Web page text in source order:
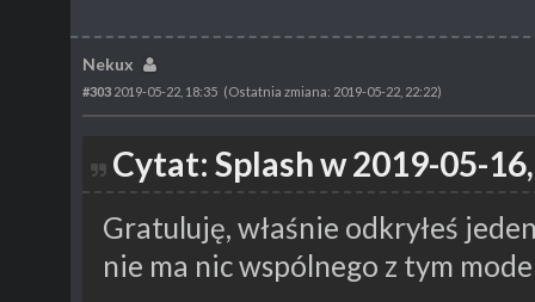
Nekux
#303 2019-05-22, 18:35 (Ostatnia zmiana: 2019-05-22, 22:22)
Cytat: Splash w 2019-05-
Gratuluję, właśnie odkryłeś
nie ma nic wspólnego z tym